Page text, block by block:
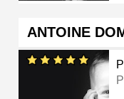
ANTOINE